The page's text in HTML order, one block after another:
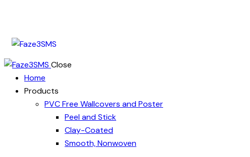
Close
Home
Products
PVC Free Wallcovers and Poster
Peel and Stick
Clay-Coated
Smooth, Nonwoven